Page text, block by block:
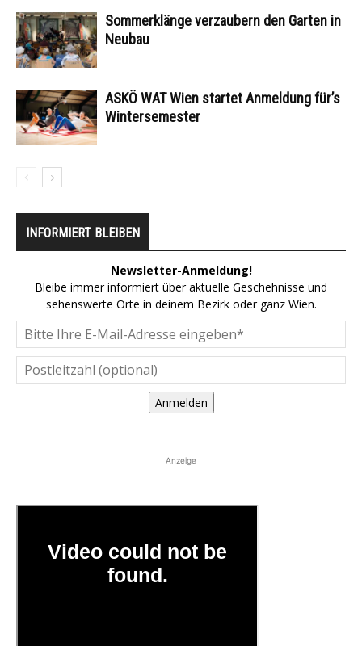
Sommerklänge verzaubern den Garten in
Neubau
ASKÖ WAT Wien startet Anmeldung für’s
Wintersemester
INFORMIERT BLEIBEN
Newsletter-Anmeldung!
Bleibe immer informiert über aktuelle Geschehnisse und
sehenswerte Orte in deinem Bezirk oder ganz Wien.
Anmelden
Anzeige